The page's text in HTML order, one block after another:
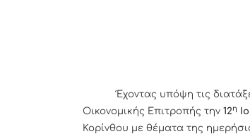
Έχοντας υπόψη τις
Οικονομικής Επιτροπής την 12η
Κορίνθου με θέματα της